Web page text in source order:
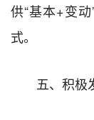
供“基本+变
式。
五、积极